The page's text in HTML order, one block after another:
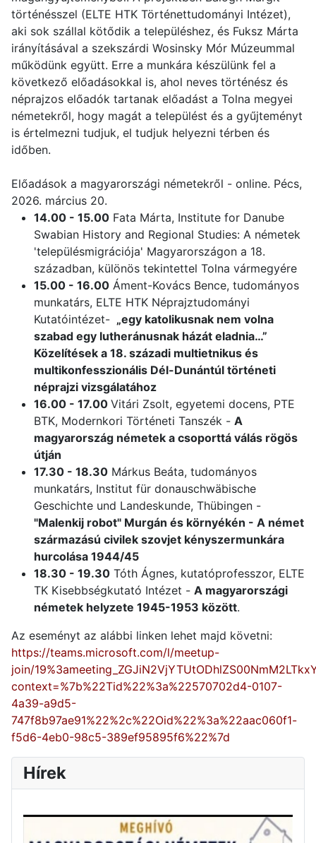
történésszel (ELTE HTK Történettudományi Intézet),
aki sok szállal kötődik a településhez, és Fuksz Márta
irányításával a szekszárdi Wosinsky Mór Múzeummal
működünk együtt. Erre a munkára készülünk fel a
következő előadásokkal is, ahol neves történész és
néprajzos előadók tartanak előadást a Tolna megyei
németekről, hogy magát a települést és a gyűjteményt
is értelmezni tudjuk, el tudjuk helyezni térben és
időben.
Előadások a magyarországi németekről - online. Pécs,
2026. március 20.
14.00 - 15.00 Fata Márta, Institute for Danube
Swabian History and Regional Studies: A németek
'településmigrációja' Magyarországon a 18.
században, különös tekintettel Tolna vármegyére
15.00 - 16.00 Áment-Kovács Bence, tudományos
munkatárs, ELTE HTK Néprajztudományi
Kutatóintézet- „egy katolikusnak nem volna
szabad egy lutheránusnak házát eladnia…”
Közelítések a 18. századi multietnikus és
multikonfesszionális Dél-Dunántúl történeti
néprajzi vizsgálatához
16.00 - 17.00 Vitári Zsolt, egyetemi docens, PTE
BTK, Modernkori Történeti Tanszék - A
magyarország németek a csoporttá válás rögös
útján
17.30 - 18.30 Márkus Beáta, tudományos
munkatárs, Institut für donauschwäbische
Geschichte und Landeskunde, Thübingen -
"Malenkij robot" Murgán és környékén - A német
származású civilek szovjet kényszermunkára
hurcolása 1944/45
18.30 - 19.30 Tóth Ágnes, kutatóprofesszor, ELTE
TK Kisebbségkutató Intézet - A magyarországi
németek helyzete 1945-1953 között.
Az eseményt az alábbi linken lehet majd követni:
https://teams.microsoft.com/l/meetup-
join/
context=%7b%22Tid%22%3a%22570702d4-0107-
4a39-a9d5-
747f8b97ae91%22%2c%22Oid%22%3a%22aac060f1-
f5d6-4eb0-98c5-389ef95895f6%22%7d
Hírek